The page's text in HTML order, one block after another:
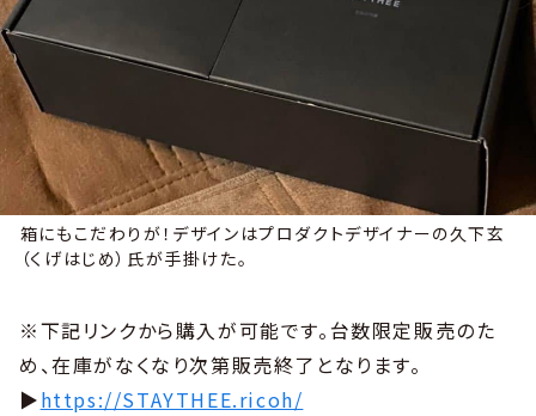
箱にもこだわりが！デザインはプロダクトデザイナーの久下玄
（くげはじめ）氏が手掛けた。
※下記リンクから購入が可能です。台数限定販売のた
め、在庫がなくなり次第販売終了となります。
▶︎https://STAYTHEE.ricoh/